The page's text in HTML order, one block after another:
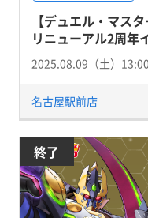
【デュエル・マス
リニューアル2周年
2025.08.09（土）
名古屋駅前店
終了